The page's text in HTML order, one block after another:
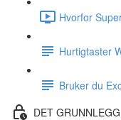
Hvorfor
Hurtigtaster
Bruker du
DET